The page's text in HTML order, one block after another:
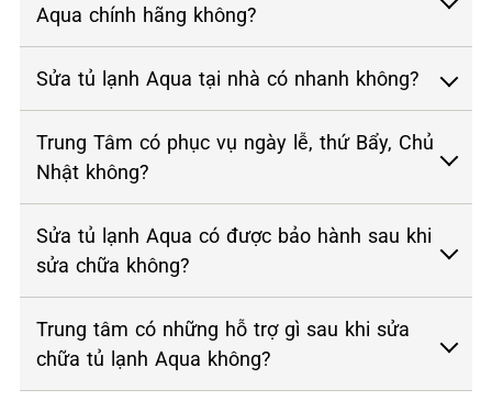
Aqua chính hãng không?
Sửa tủ lạnh Aqua tại nhà có nhanh không?
Trung Tâm có phục vụ ngày lễ, thứ Bẩy, Chủ
Nhật không?
Sửa tủ lạnh Aqua có được bảo hành sau khi
sửa chữa không?
Trung tâm có những hỗ trợ gì sau khi sửa
chữa tủ lạnh Aqua không?